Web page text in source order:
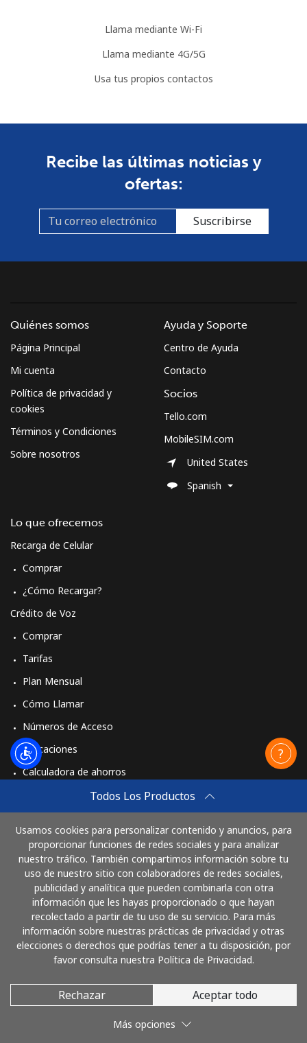
Llama mediante Wi-Fi
Llama mediante 4G/5G
Usa tus propios contactos
Recibe las últimas noticias y
ofertas:
Suscribirse
Todos Los Productos
Usamos cookies para personalizar contenido y anuncios, para
proporcionar funciones de redes sociales y para analizar
nuestro tráfico. También compartimos información sobre tu
uso de nuestro sitio con colaboradores de redes sociales,
publicidad y analítica que pueden combinarla con otra
información que les hayas proporcionado o que hayan
recolectado a partir de tu uso de su servicio. Para más
información sobre nuestras prácticas de privacidad y otras
elecciones o derechos que podrías tener a tu disposición, por
favor consulta nuestra Política de Privacidad.
Rechazar Aceptar todo
Más opciones
Quiénes somos
Página Principal
Mi cuenta
Política de privacidad y
cookies
Términos y Condiciones
Sobre nosotros
Lo que ofrecemos
Recarga de Celular
Comprar
¿Cómo Recargar?
Crédito de Voz
Comprar
Tarifas
Plan Mensual
Cómo Llamar
Números de Acceso
Aplicaciones
Calculadora de ahorros
Comprar
Cómo funciona
Ayuda y Soporte
Centro de Ayuda
Contacto
Socios
Tello.com
MobileSIM.com
United States
Spanish
Paga con
© 2026 LlamaGuatemala